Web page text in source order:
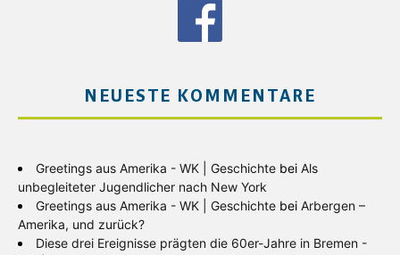
NEUESTE KOMMENTARE
Greetings aus Amerika - WK | Geschichte bei Als
unbegleiteter Jugendlicher nach New York
Greetings aus Amerika - WK | Geschichte bei Arbergen –
Amerika, und zurück?
Diese drei Ereignisse prägten die 60er-Jahre in Bremen -